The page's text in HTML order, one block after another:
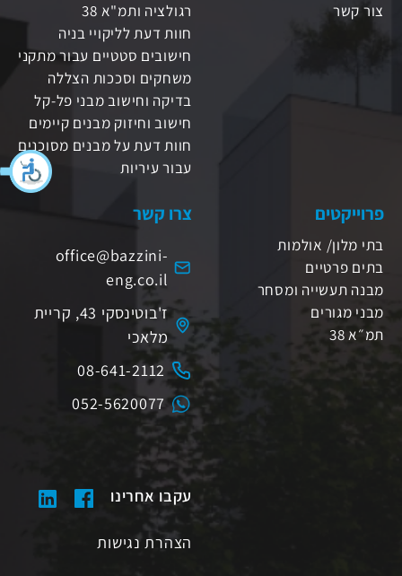
צור קשר
רגולציה ותמ"א 38
חוות דעת לליקויי בניה
חישובים סטטיים עבור מתקני
משחקים וסככות הצללה
בדיקה וחישוב מבני פל-קל
חישוב וחיזוק מבנים קיימים
חוות דעת על מבנים מסוכנים
עבור עיריות
פרוייקטים
בתי מלון/ אולמות
בתים פרטיים
מבנה תעשייה ומסחר
מבני מגורים
תמ״א 38
צרו קשר
office@bazzini-
eng.co.il‬
ז'בוטינסקי 43, קריית
מלאכי
08-641-2112
052-5620077
עקבו אחרינו
הצהרת נגישות